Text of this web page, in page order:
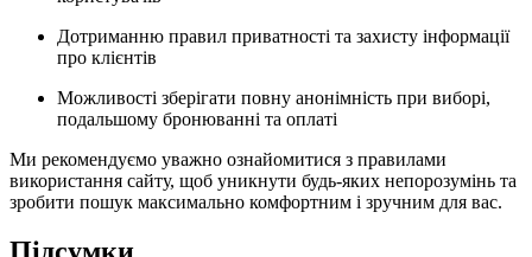
Дотриманню правил приватності та захисту інформації
про клієнтів
Можливості зберігати повну анонімність при виборі,
подальшому бронюванні та оплаті
Ми рекомендуємо уважно ознайомитися з правилами
використання сайту, щоб уникнути будь-яких непорозумінь та
зробити пошук максимально комфортним і зручним для вас.